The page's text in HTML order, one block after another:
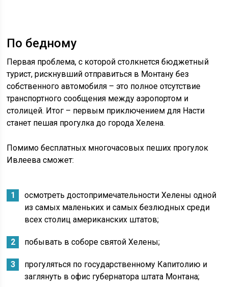
По бедному
Первая проблема, с которой столкнется бюджетный
турист, рискнувший отправиться в Монтану без
собственного автомобиля – это полное отсутствие
транспортного сообщения между аэропортом и
столицей. Итог – первым приключением для Насти
станет пешая прогулка до города Хелена.
Помимо бесплатных многочасовых пеших прогулок
Ивлеева сможет:
осмотреть достопримечательности Хелены одной
из самых маленьких и самых безлюдных среди
всех столиц американских штатов;
побывать в соборе святой Хелены;
прогуляться по государственному Капитолию и
заглянуть в офис губернатора штата Монтана;